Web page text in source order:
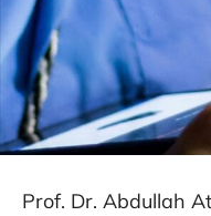
Prof. Dr. Abdullah